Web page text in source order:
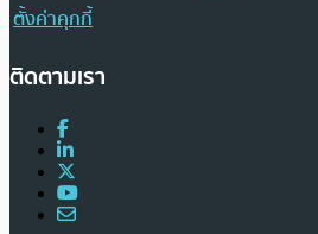
ตั้งค่าคุกกี้
ติดตามเรา